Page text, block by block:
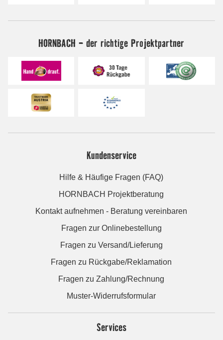
HORNBACH - der richtige Projektpartner
Kundenservice
Hilfe & Häufige Fragen (FAQ)
HORNBACH Projektberatung
Kontakt aufnehmen - Beratung vereinbaren
Fragen zur Onlinebestellung
Fragen zu Versand/Lieferung
Fragen zu Rückgabe/Reklamation
Fragen zu Zahlung/Rechnung
Muster-Widerrufsformular
Services